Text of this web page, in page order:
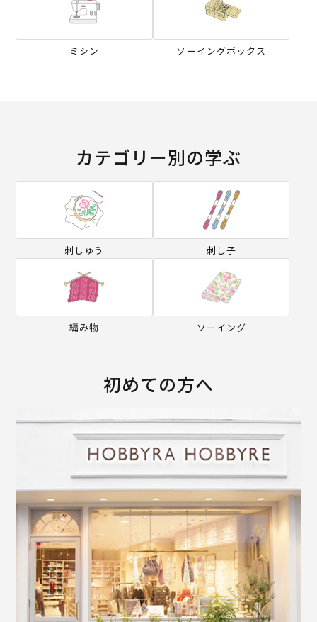
ミシン ソーイングボックス
カテゴリー別の学ぶ
刺しゅう 刺し子
編み物 ソーイング
初めての方へ